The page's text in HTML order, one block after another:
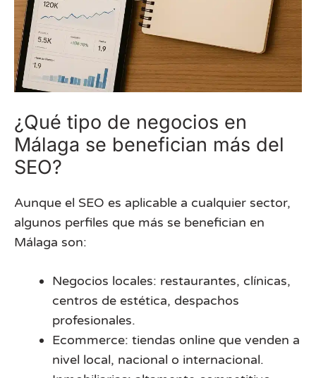
¿Qué tipo de negocios en
Málaga se benefician más del
SEO?
Aunque el SEO es aplicable a cualquier sector,
algunos perfiles que más se benefician en
Málaga son:
Negocios locales: restaurantes, clínicas,
centros de estética, despachos
profesionales.
Ecommerce: tiendas online que venden a
nivel local, nacional o internacional.